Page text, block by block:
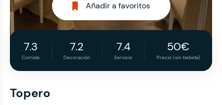
Añadir a favoritos
7.3
Comida
7.2
Decoración
7.4
Servicio
50€
Precio (sin bebida)
Topero